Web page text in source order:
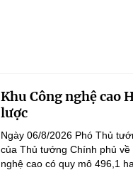
Khu Công nghệ cao
lược
Ngày 06/8/2026 Phó Thủ
của Thủ tướng Chính phủ về
nghệ cao có quy mô 496,1